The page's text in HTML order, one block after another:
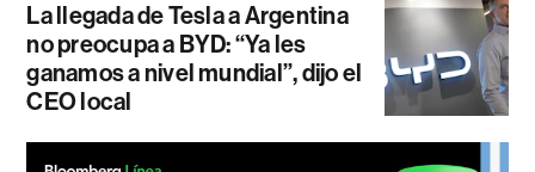
La llegada de Tesla a Argentina
no preocupa a BYD: “Ya les
ganamos a nivel mundial”, dijo el
CEO local